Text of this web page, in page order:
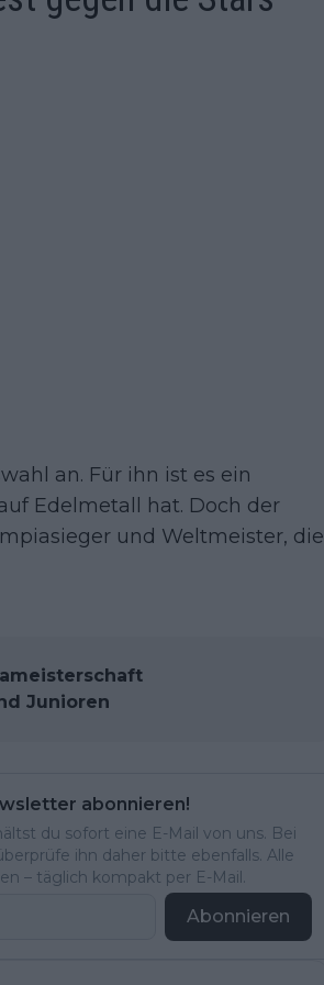
an. Für ihn ist es ein
Edelmetall hat. Doch der
und Weltmeister, die
Junioren
abonnieren!
du sofort eine E-Mail von uns. Bei
ihn daher bitte ebenfalls. Alle
– täglich kompakt per E-Mail.
Abonnieren